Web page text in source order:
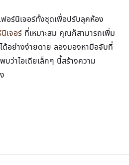
เจอร์ ที่เหมาะสม คุณก็สามารถเพิ่ม
ด้อย่างง่ายดาย ลองมองหามือจับที่
ว่าไอเดียเล็กๆ นี้สร้างความ